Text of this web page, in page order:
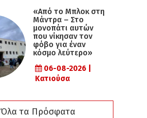
«Από το Μπλοκ στη
Μάντρα – Στο
μονοπάτι αυτών
που νίκησαν τον
φόβο για έναν
κόσμο λεύτερο»
06-08-2026 |
Κατιούσα
Όλα τα Πρόσφατα